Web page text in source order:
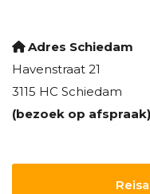
Adres Schiedam
Havenstraat 21
3115 HC Schiedam
(bezoek op afspraak)